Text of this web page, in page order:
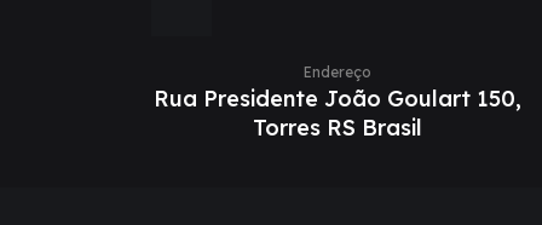
Endereço
Rua Presidente João Goulart 150,
Torres RS Brasil